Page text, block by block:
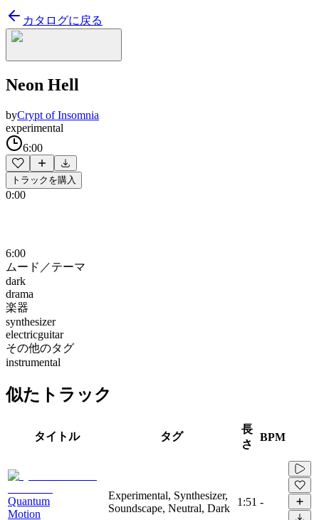
カタログに戻る
Neon Hell
byCrypt of Insomnia
experimental
6:00
トラックを購入
0:00
6:00
ムード／テーマ
dark
drama
楽器
synthesizer
electricguitar
その他のタグ
instrumental
似たトラック
タイトル タグ
長
さ
BPM
Quantum
Motion
Experimental, Synthesizer,
Soundscape, Neutral, Dark
1:51 -